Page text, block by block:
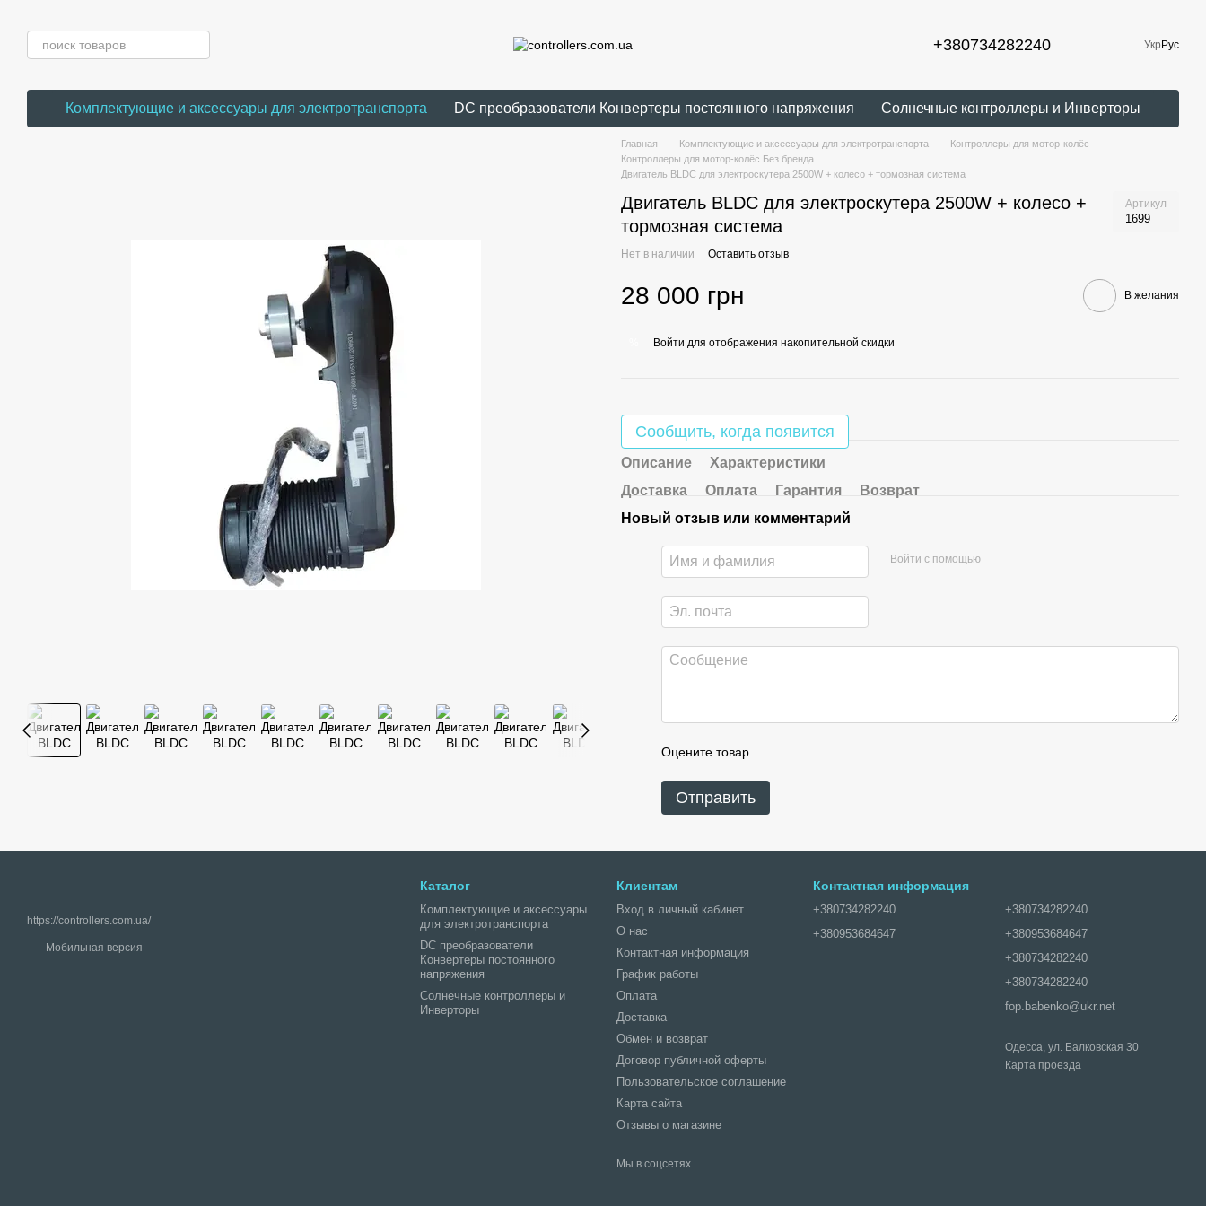
+380734282240 Укр Рус
Комплектующие и аксессуары для электротранспорта DC преобразователи Конвертеры постоянного напряжения Солнечные контроллеры и Инверторы
Главная Комплектующие и аксессуары для электротранспорта
Контроллеры для мотор-колёс
Контроллеры для мотор-колёс Без бренда
Двигатель BLDC для электроскутера 2500W + колесо + тормозная система
Двигатель BLDC для электроскутера 2500W + колесо +
тормозная система
Артикул
1699
Нет в наличии Оставить отзыв
28 000 грн В желания
Войти для отображения накопительной скидки
Сообщить, когда появится
Описание
Характеристики
Доставка
Оплата Гарантия
Возврат
Новый отзыв или комментарий
Войти с помощью
Оцените товар
Отправить
https://controllers.com.ua/
Мобильная версия
Каталог
Комплектующие и аксессуары
для электротранспорта
DC преобразователи
Конвертеры постоянного
напряжения
Солнечные контроллеры и
Инверторы
Клиентам
Вход в личный кабинет
О нас
Контактная информация
График работы
Оплата
Доставка
Обмен и возврат
Договор публичной оферты
Пользовательское соглашение
Карта сайта
Отзывы о магазине
Мы в соцсетях
Контактная информация
+380734282240
+380953684647
+380734282240
+380953684647
+380734282240
+380734282240
fop.babenko@ukr.net
Одесса, ул. Балковская 30
Карта проезда